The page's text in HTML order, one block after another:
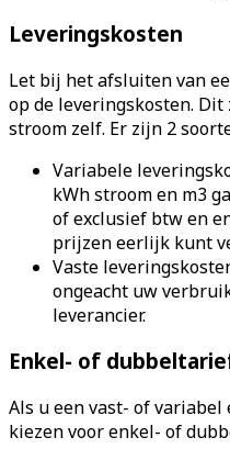
Leveringskosten
Let bij het afsluiten van
op de leveringskosten.
stroom zelf. Er zijn 2
Variabele
kWh stroom en m3
of exclusief btw en
prijzen eerlijk kunt
Vaste
ongeacht uw
leverancier.
Enkel- of
Als u een vast- of
kiezen voor enkel- of